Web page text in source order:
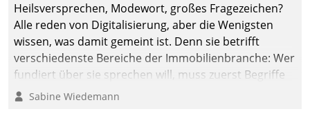
Heilsversprechen, Modewort, großes Fragezeichen?
Alle reden von Digitalisierung, aber die Wenigsten
wissen, was damit gemeint ist. Denn sie betrifft
verschiedenste Bereiche der Immobilienbranche: Wer
fundiert über sie sprechen will, muss zuerst Begriffe
klären. Ein Aspekt ist die betriebliche Optimierung:
Sabine Wiedemann